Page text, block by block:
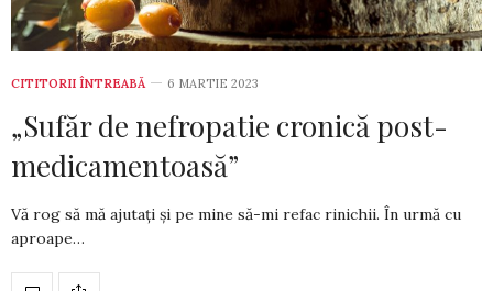
CITITORII ÎNTREABĂ 6 MARTIE 2023
„Sufăr de nefropatie cronică post-
medicamentoasă”
Vă rog să mă ajutați și pe mine să-mi re­fac rinichii. În urmă cu
aproape…